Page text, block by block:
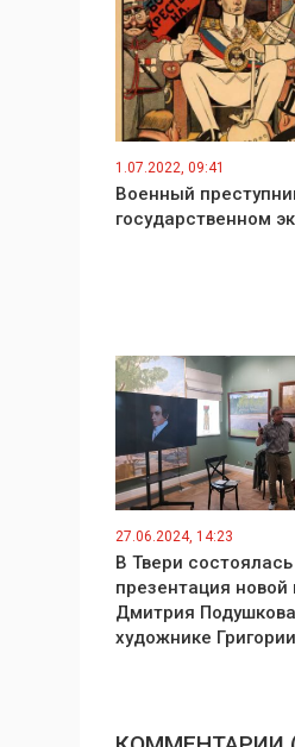
1.07.2022, 09:41
Военный
государственном
27.06.2024, 14:23
В Твери состоялась
презентация новой
Дмитрия
художнике